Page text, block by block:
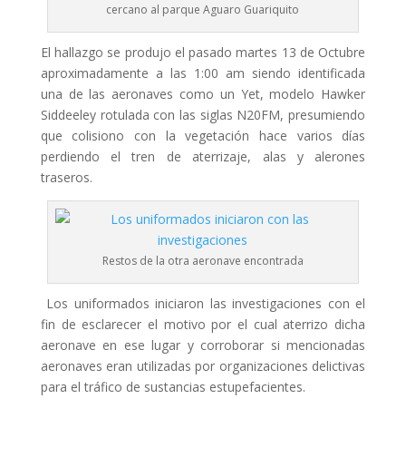
cercano al parque Aguaro Guariquito
El hallazgo se produjo el pasado martes 13 de Octubre
aproximadamente a las 1:00 am siendo identificada
una de las aeronaves como un Yet, modelo Hawker
Siddeeley rotulada con las siglas N20FM, presumiendo
que colisiono con la vegetación hace varios días
perdiendo el tren de aterrizaje, alas y alerones
traseros.
Restos de la otra aeronave encontrada
Los uniformados iniciaron las investigaciones con el
fin de esclarecer el motivo por el cual aterrizo dicha
aeronave en ese lugar y corroborar si mencionadas
aeronaves eran utilizadas por organizaciones delictivas
para el tráfico de sustancias estupefacientes.